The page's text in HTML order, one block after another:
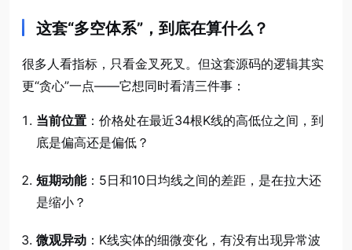
这套“多空体系”，到底在算什么？
很多人看指标，只看金叉死叉。但这套源码的逻辑其实
更“贪心”一点——它想同时看清三件事：
当前位置 ：价格处在最近34根K线的高低位之间，到
底是偏高还是偏低？
短期动能：5日和10日均线之间的差距，是在拉大还
是缩小？
微观异动 ：K线实体的细微变化，有没有出现异常波